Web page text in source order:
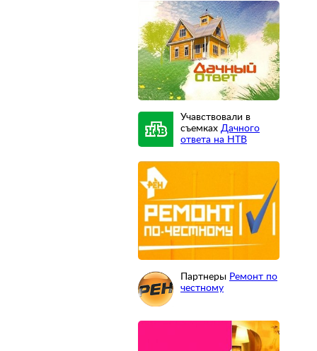
Учавствовали в
съемках Дачного
ответа на НТВ
Партнеры Ремонт по
честному